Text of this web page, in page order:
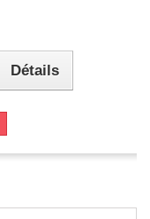
Détails